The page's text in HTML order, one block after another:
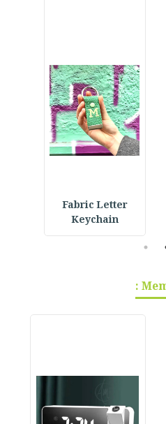
Fabric Letter
Keychain
2